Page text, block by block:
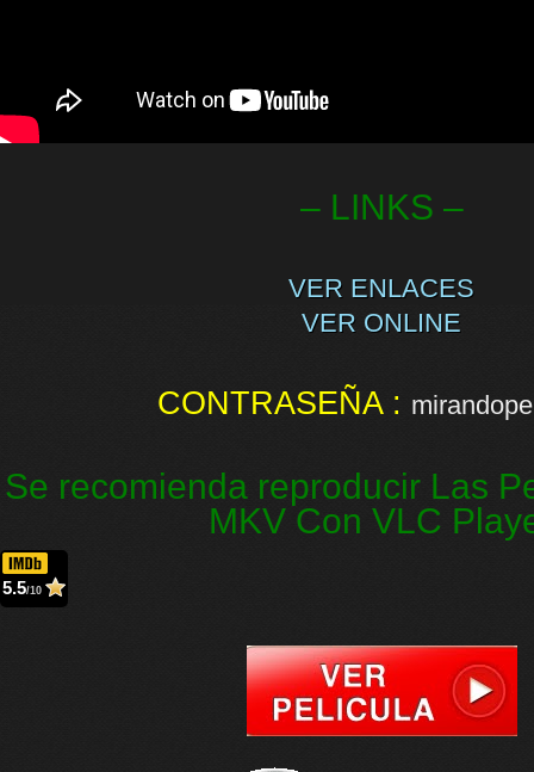
– LINKS –
VER ENLACES
VER ONLINE
CONTRASEÑA :
Se recomienda reproducir Las
MKV Con VLC
5.5/10